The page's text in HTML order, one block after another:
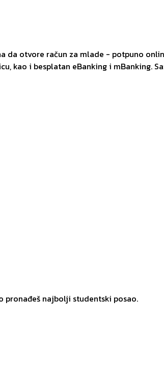
otvore račun za mlade - potpuno
kao i besplatan eBanking i mBanking.
pronađeš najbolji studentski posao.